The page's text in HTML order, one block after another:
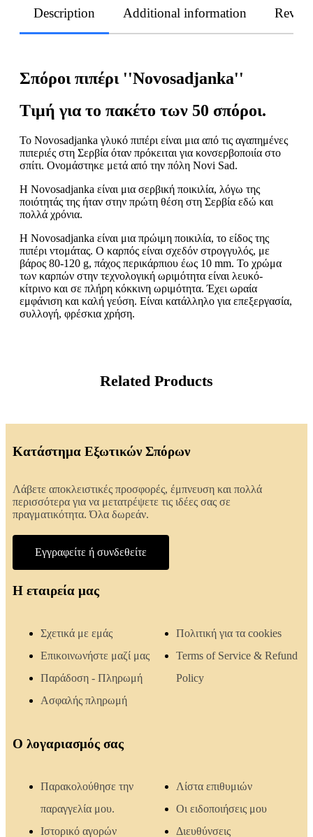
Description Additional information
Σπόροι πιπέρι ''Novosadjanka''
Τιμή για το πακέτο των 50 σπόροι.
Το Novosadjanka γλυκό πιπέρι είναι μια από τις αγαπημένες
πιπεριές στη Σερβία όταν πρόκειται για κονσερβοποιία στο
σπίτι. Ονομάστηκε μετά από την πόλη Novi Sad.
Η Novosadjanka είναι μια σερβική ποικιλία, λόγω της
ποιότητάς της ήταν στην πρώτη θέση στη Σερβία εδώ και
πολλά χρόνια.
Η Novosadjanka είναι μια πρώιμη ποικιλία, το είδος της
πιπέρι ντομάτας. Ο καρπός είναι σχεδόν στρογγυλός, με
βάρος 80-120 g, πάχος περικάρπιου έως 10 mm. Το χρώμα
των καρπών στην τεχνολογική ωριμότητα είναι λευκό-
κίτρινο και σε πλήρη κόκκινη ωριμότητα. Έχει ωραία
εμφάνιση και καλή γεύση. Είναι κατάλληλο για επεξεργασία,
συλλογή, φρέσκια χρήση.
Related Products
Κατάστημα Εξωτικών Σπόρων
Λάβετε αποκλειστικές προσφορές, έμπνευση και πολλά
περισσότερα για να μετατρέψετε τις ιδέες σας σε
πραγματικότητα. Όλα δωρεάν.
Εγγραφείτε ή συνδεθείτε
Η εταιρεία μας
Σχετικά με εμάς
Επικοινωνήστε μαζί μας
Παράδοση - Πληρωμή
Ασφαλής πληρωμή
Πολιτική για τα cookies
Terms of Service & Refund
Policy
Ο λογαριασμός σας
Παρακολούθησε την
παραγγελία μου.
Ιστορικό αγορών
Λίστα επιθυμιών
Οι ειδοποιήσεις μου
Διευθύνσεις